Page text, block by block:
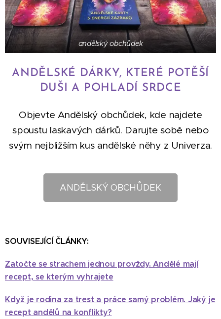
andělský obchůdek
ANDĚLSKÉ DÁRKY, KTERÉ POTĚŠÍ
DUŠI A POHLADÍ SRDCE
Objevte Andělský obchůdek, kde najdete
spoustu laskavých dárků. Darujte sobě nebo
svým nejbližším kus andělské něhy z Univerza.
ANDĚLSKÝ OBCHŮDEK
SOUVISEJÍCÍ ČLÁNKY:
Zatočte se strachem jednou provždy. Andělé mají
recept, se kterým vyhrajete
Když je rodina za trest a práce samý problém. Jaký je
recept andělů na konflikty?